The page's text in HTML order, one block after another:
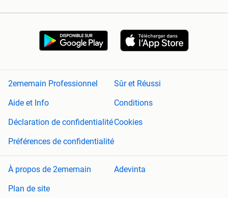
2ememain Professionnel
Sûr et Réussi
Aide et Info
Conditions
Déclaration de confidentialitéCookies
Préférences de confidentialité
À propos de 2ememain
Adevinta
Plan de site